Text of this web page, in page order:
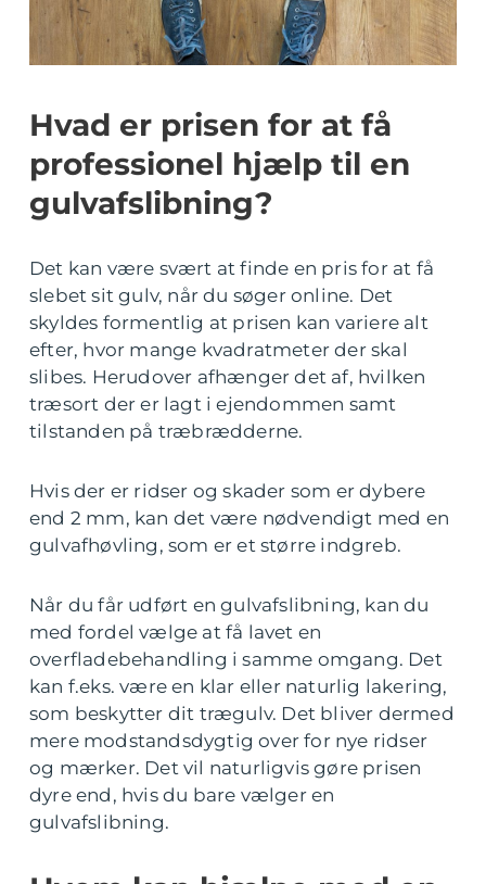
Hvad er prisen for at få
professionel hjælp til en
gulvafslibning?
Det kan være svært at finde en pris for at få
slebet sit gulv, når du søger online. Det
skyldes formentlig at prisen kan variere alt
efter, hvor mange kvadratmeter der skal
slibes. Herudover afhænger det af, hvilken
træsort der er lagt i ejendommen samt
tilstanden på træbrædderne.
Hvis der er ridser og skader som er dybere
end 2 mm, kan det være nødvendigt med en
gulvafhøvling, som er et større indgreb.
Når du får udført en gulvafslibning, kan du
med fordel vælge at få lavet en
overfladebehandling i samme omgang. Det
kan f.eks. være en klar eller naturlig lakering,
som beskytter dit trægulv. Det bliver dermed
mere modstandsdygtig over for nye ridser
og mærker. Det vil naturligvis gøre prisen
dyre end, hvis du bare vælger en
gulvafslibning.